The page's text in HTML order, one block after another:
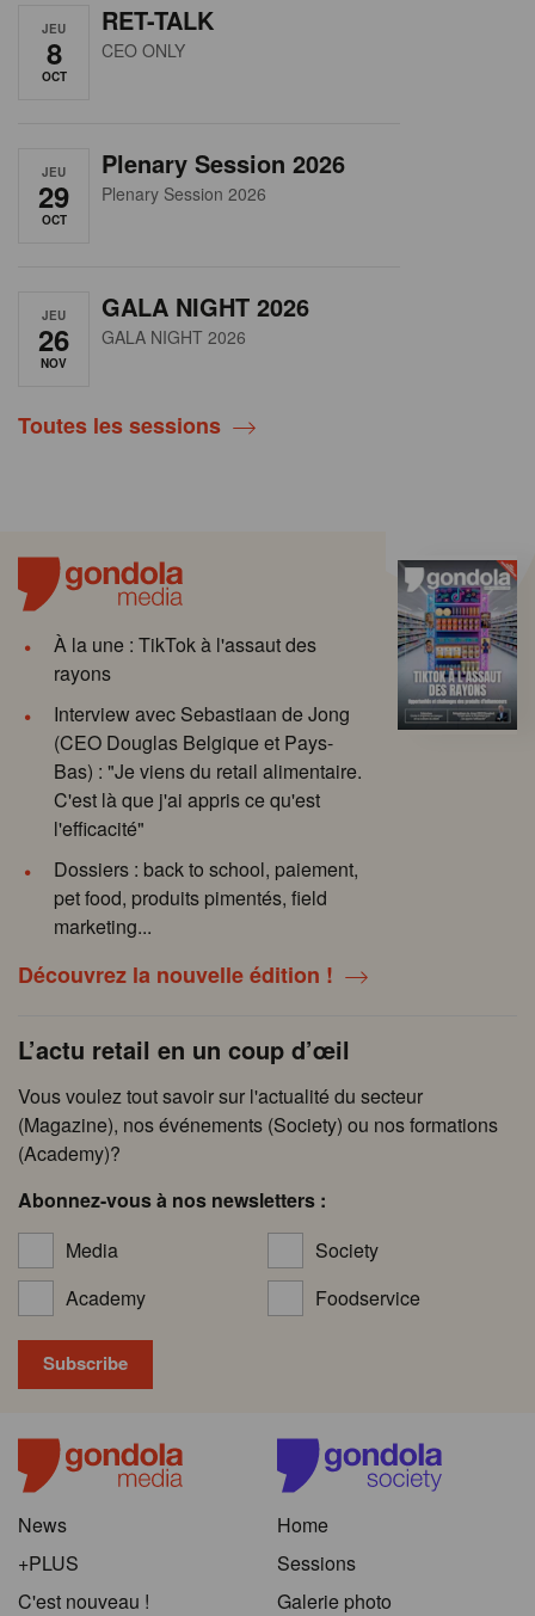
JEU
8
OCT
RET-TALK
CEO ONLY
JEU
29
OCT
Plenary Session 2026
Plenary Session 2026
JEU
26
NOV
GALA NIGHT 2026
GALA NIGHT 2026
Toutes les sessions
À la une : TikTok à l'assaut des
rayons
Interview avec Sebastiaan de Jong
(CEO Douglas Belgique et Pays-
Bas) : "Je viens du retail alimentaire.
C'est là que j'ai appris ce qu'est
l'efficacité"
Dossiers : back to school, paiement,
pet food, produits pimentés, field
marketing...
Découvrez la nouvelle édition !
L’actu retail en un coup d’œil
Vous voulez tout savoir sur l'actualité du secteur
(Magazine), nos événements (Society) ou nos formations
(Academy)?
Abonnez-vous à nos newsletters :
Media
Society
Academy
Foodservice
News
+PLUS
C'est nouveau !
Home
Sessions
Galerie photo